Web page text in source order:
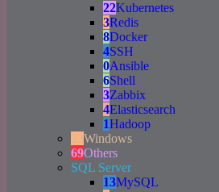
22Kubernetes
3Redis
8Docker
4SSH
0Ansible
6Shell
3Zabbix
4Elasticsearch
1Hadoop
23Windows
69Others
SQL Server
13MySQL